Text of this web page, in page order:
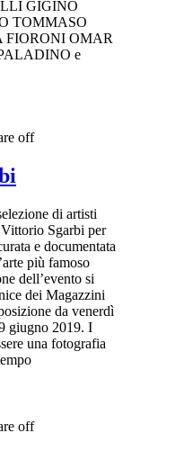
GIGINO
TOMMASO
FIORONI OMAR
e
off
di artisti
Sgarbi per
e documentata
più famoso
dell’evento si
dei Magazzini
da venerdì
giugno 2019. I
una fotografia
off